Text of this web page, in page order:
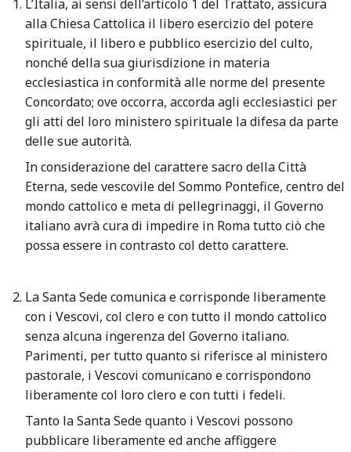
L’Italia, ai sensi dell’articolo 1 del Trattato, assicura
alla Chiesa Cattolica il libero esercizio del potere
spirituale, il libero e pubblico esercizio del culto,
nonché della sua giurisdizione in materia
ecclesiastica in conformità alle norme del presente
Concordato; ove occorra, accorda agli ecclesiastici per
gli atti del loro ministero spirituale la difesa da parte
delle sue autorità.
In considerazione del carattere sacro della Città
Eterna, sede vescovile del Sommo Pontefice, centro del
mondo cattolico e meta di pellegrinaggi, il Governo
italiano avrà cura di impedire in Roma tutto ciò che
possa essere in contrasto col detto carattere.
La Santa Sede comunica e corrisponde liberamente
con i Vescovi, col clero e con tutto il mondo cattolico
senza alcuna ingerenza del Governo italiano.
Parimenti, per tutto quanto si riferisce al ministero
pastorale, i Vescovi comunicano e corrispondono
liberamente col loro clero e con tutti i fedeli.
Tanto la Santa Sede quanto i Vescovi possono
pubblicare liberamente ed anche affiggere